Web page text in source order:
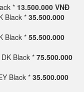
* 13.500.000 VNĐ
Black * 35.500.000
Black * 55.500.000
Black * 75.500.000
Black * 35.500.000